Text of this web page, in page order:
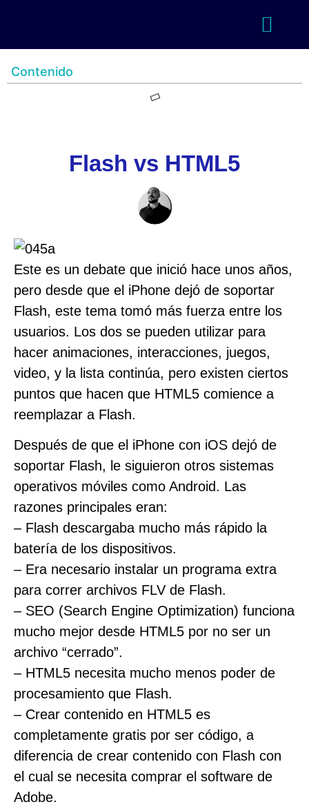
Contenido
Flash vs HTML5
Este es un debate que inició hace unos años,
pero desde que el iPhone dejó de soportar
Flash, este tema tomó más fuerza entre los
usuarios. Los dos se pueden utilizar para
hacer animaciones, interacciones, juegos,
video, y la lista continúa, pero existen ciertos
puntos que hacen que HTML5 comience a
reemplazar a Flash.
Después de que el iPhone con iOS dejó de
soportar Flash, le siguieron otros sistemas
operativos móviles como Android. Las
razones principales eran:
– Flash descargaba mucho más rápido la
batería de los dispositivos.
– Era necesario instalar un programa extra
para correr archivos FLV de Flash.
– SEO (Search Engine Optimization) funciona
mucho mejor desde HTML5 por no ser un
archivo “cerrado”.
– HTML5 necesita mucho menos poder de
procesamiento que Flash.
– Crear contenido en HTML5 es
completamente gratis por ser código, a
diferencia de crear contenido con Flash con
el cual se necesita comprar el software de
Adobe.